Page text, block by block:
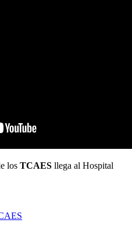
los TCAES llega al Hospital